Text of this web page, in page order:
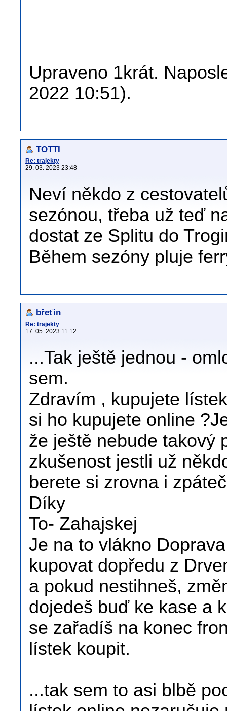
Upraveno 1krát.
2022 10:51).
TOTTI
Re: trajekty
29. 03. 2023 23:48
Neví někdo z
sezónou, třeba už teď
dostat ze Splitu do
Během sezóny pluje
břeťin
Re: trajekty
17. 05. 2023 11:12
...Tak ještě jednou -
sem.
Zdravím , kupujete
si ho kupujete online
že ještě nebude takový
zkušenost jestli už
berete si zrovna i
Díky
To- Zahajskej
Je na to vlákno
kupovat dopředu z
a pokud nestihneš,
dojedeš buď ke kase a
se zařadíš na konec
lístek koupit.
...tak sem to asi blbě